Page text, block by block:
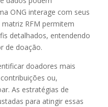
ONG interage com seus
RFM permitem
detalhados, entendendo
de doação.
doadores mais
ou,
As estratégias de
para atingir essas